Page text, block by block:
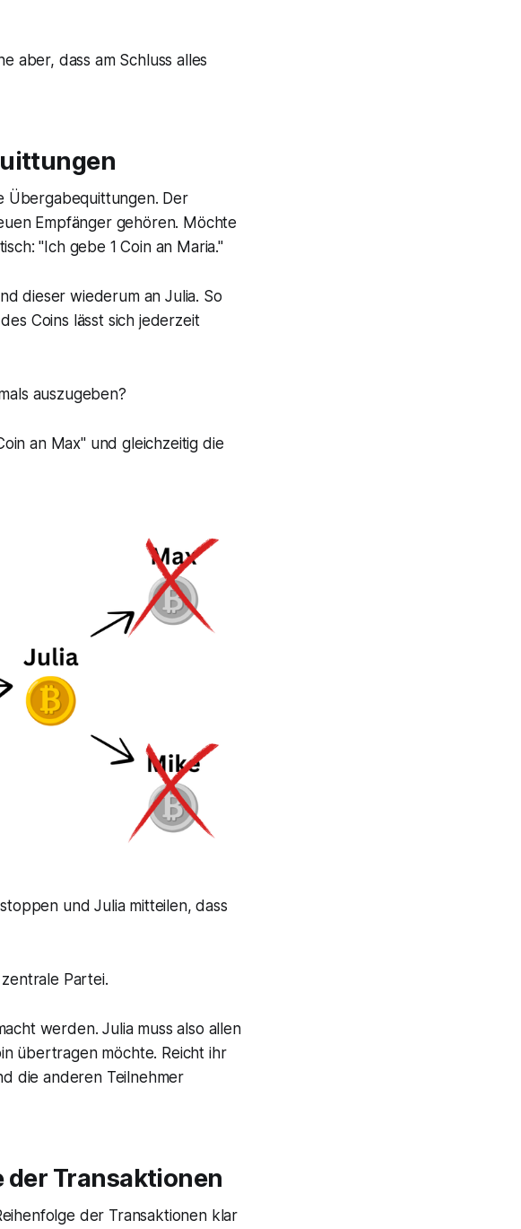
aber, dass am Schluss alles
Übergabequittungen. Der
Empfänger gehören. Möchte
"Ich gebe 1 Coin an Maria."
dieser wiederum an Julia. So
Coins lässt sich jederzeit
auszugeben?
an Max"und gleichzeitig die
und Julia mitteilen, dass
Partei.
werden. Julia muss also allen
übertragen möchte. Reicht ihr
die anderen Teilnehmer
der Transaktionen
der Transaktionen klar